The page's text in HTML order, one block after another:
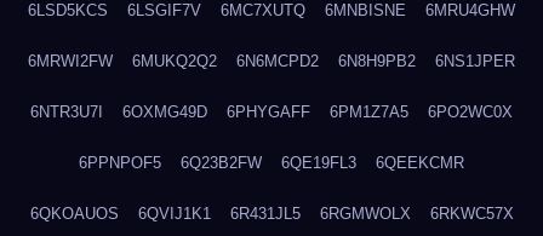
6LSD5KCS 6LSGIF7V 6MC7XUTQ 6MNBISNE 6MRU4GHW
6MRWI2FW 6MUKQ2Q2 6N6MCPD2 6N8H9PB2 6NS1JPER
6NTR3U7I 6OXMG49D 6PHYGAFF 6PM1Z7A5 6PO2WC0X
6PPNPOF5 6Q23B2FW 6QE19FL3 6QEEKCMR
6QKOAUOS 6QVIJ1K1 6R431JL5 6RGMWOLX 6RKWC57X